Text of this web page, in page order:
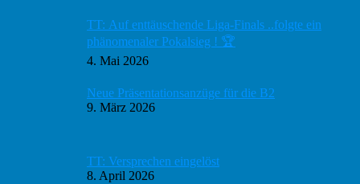
TT: Auf enttäuschende Liga-Finals ..folgte ein
phänomenaler Pokalsieg ! 🏆
4. Mai 2026
Neue Präsentationsanzüge für die B2
9. März 2026
TT: Versprechen eingelöst
8. April 2026